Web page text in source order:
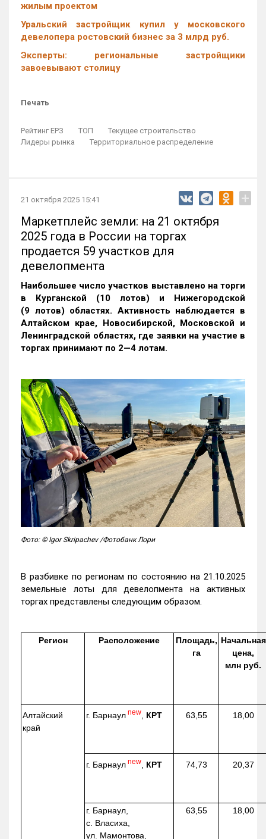
жилым проектом
Уральский застройщик купил у московского
девелопера ростовский бизнес за 3 млрд руб.
Эксперты: региональные застройщики
завоевывают столицу
Печать
Рейтинг ЕРЗ ТОП
Текущее строительство
Лидеры рынка
Территориальное распределение
21 октября 2025 15:41 +
Маркетплейс земли: на 21 октября
2025 года в России на торгах
продается 59 участков для
девелопмента
Наибольшее число участков выставлено на торги
в Курганской (10 лотов) и Нижегородской
(9 лотов) областях. Активность наблюдается в
Алтайском крае, Новосибирской, Московской и
Ленинградской областях, где заявки на участие в
торгах принимают по 2—4 лотам.
Фото: © Igor Skripachev /Фотобанк Лори
В разбивке по регионам по состоянию на 21.10.2025
земельные лоты для девелопмента на активных
торгах представлены следующим образом.
Регион Расположение
Площадь,
га
Начальная
цена,
млн руб.
Алтайский
край
г. Барнаул new КРТ 63,55 18,00
г. Барнаул new КРТ 74,73 20,37
г. Барнаул,
с. Власиха,
ул. Мамонтова,
63,55 18,00